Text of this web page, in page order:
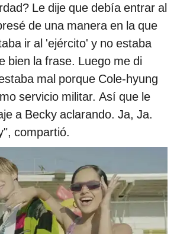
Le dije que debía entrar al
de una manera en la que
ir al 'ejército' y no estaba
bien la frase. Luego me di
mal porque Cole-hyung
servicio militar. Así que le
a Becky aclarando. Ja, Ja.
compartió.